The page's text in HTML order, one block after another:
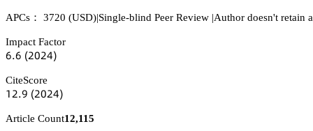
APCs： 3720 (USD)|Single-blind Peer Review |Author doesn't retain
Impact Factor
炆.炆 (缗蔡缗鋺)
CiteScore
声缗.䟕 (缗蔡缗鋺)
Article Count12,115